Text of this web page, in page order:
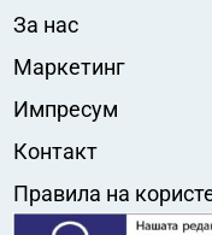
За нас
Маркетинг
Импресум
Контакт
Правила на